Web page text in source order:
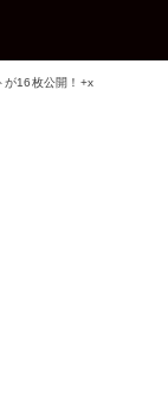
が16枚公開！+x